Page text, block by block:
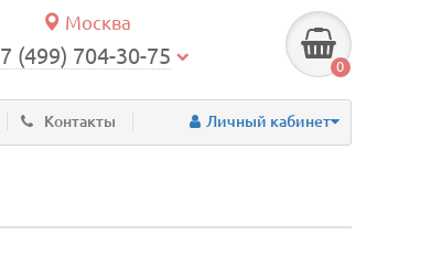
Москва
(499) 704-30-75 0
Контакты Личный кабинет